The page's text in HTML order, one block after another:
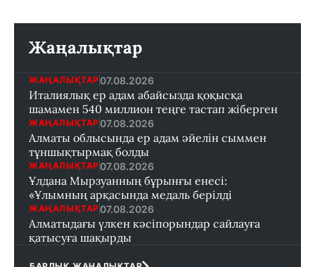
Жаңалықтар
ЖАҢАЛЫҚТАР 07.08.2026
Италиялық ер адам абайсызда қоқысқа
шамамен 540 миллион теңге тастап жіберген
ЖАҢАЛЫҚТАР 07.08.2026
Алматы облысында ер адам әйелін сыммен
тұншықтырмақ болды
ЖАҢАЛЫҚТАР 07.08.2026
Ұлдана Мырзуанның бұрынғы енесі:
«Ұлымның арқасында медаль берілді
ЖАҢАЛЫҚТАР 07.08.2026
Алматыдағы үлкен кәсіпорындар сайлауға
қатысуға шақырды